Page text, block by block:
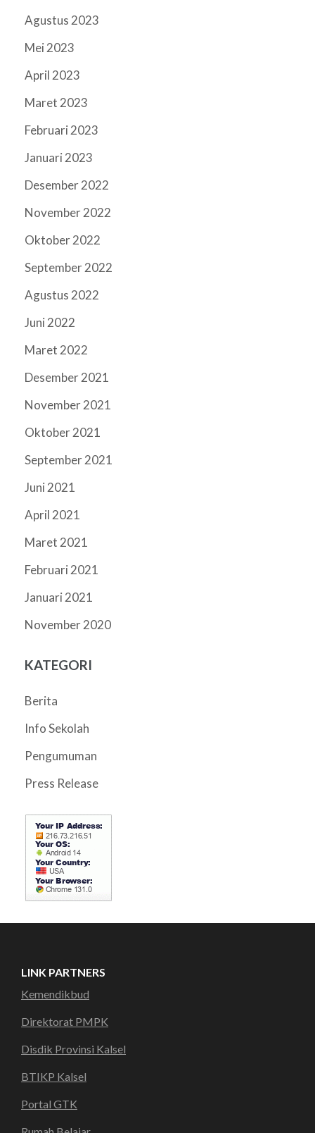
Agustus 2023
Mei 2023
April 2023
Maret 2023
Februari 2023
Januari 2023
Desember 2022
November 2022
Oktober 2022
September 2022
Agustus 2022
Juni 2022
Maret 2022
Desember 2021
November 2021
Oktober 2021
September 2021
Juni 2021
April 2021
Maret 2021
Februari 2021
Januari 2021
November 2020
KATEGORI
Berita
Info Sekolah
Pengumuman
Press Release
LINK PARTNERS
Kemendikbud
Direktorat PMPK
Disdik Provinsi Kalsel
BTIKP Kalsel
Portal GTK